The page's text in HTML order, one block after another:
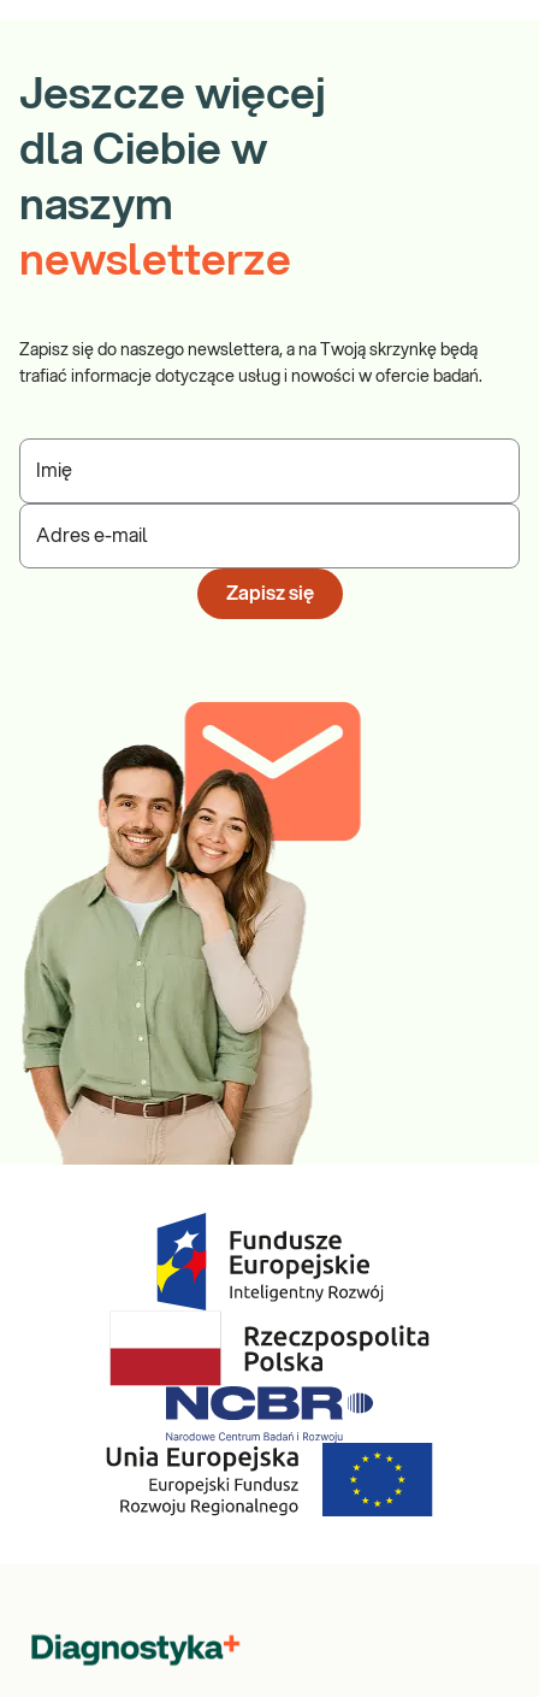
Jeszcze więcej
dla Ciebie w
naszym
newsletterze
Zapisz się do naszego newslettera, a na Twoją skrzynkę będą
trafiać informacje dotyczące usług i nowości w ofercie badań.
Imię
Adres e-mail
Zapisz się